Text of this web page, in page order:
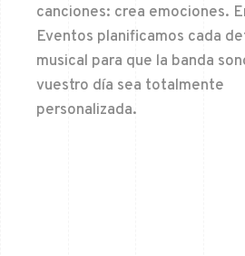
canciones: crea emociones.
Eventos planificamos cada
musical para que la banda
vuestro día sea totalmente
personalizada.